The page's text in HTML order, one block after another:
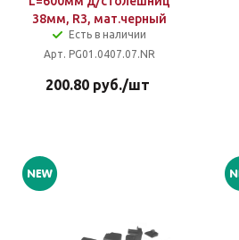
38мм, R3, мат.черный
Есть в наличии
Арт. PG01.0407.07.NR
200.80руб./шт